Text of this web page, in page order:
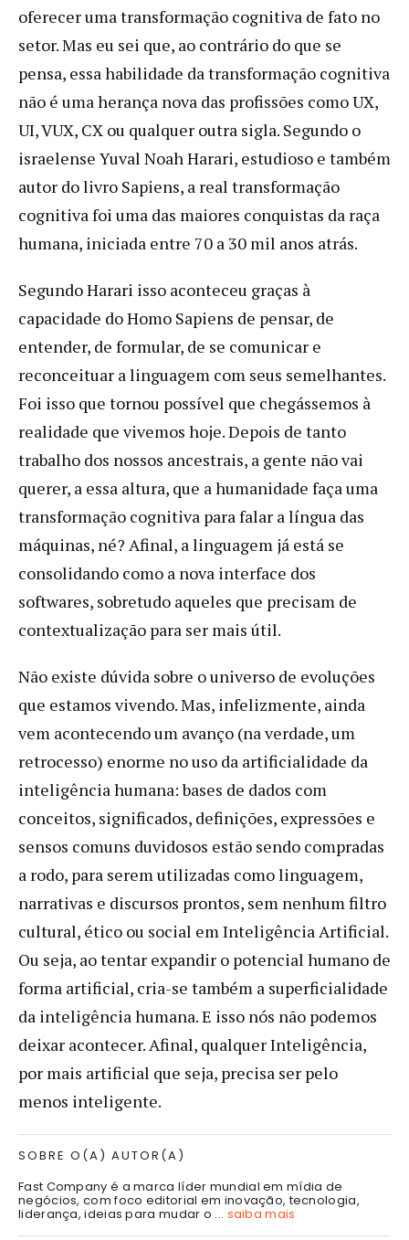
oferecer uma transformação cognitiva de fato no
setor. Mas eu sei que, ao contrário do que se
pensa, essa habilidade da transformação cognitiva
não é uma herança nova das profissões como UX,
UI, VUX, CX ou qualquer outra sigla. Segundo o
israelense Yuval Noah Harari, estudioso e também
autor do livro Sapiens, a real transformação
cognitiva foi uma das maiores conquistas da raça
humana, iniciada entre 70 a 30 mil anos atrás.
Segundo Harari isso aconteceu graças à
capacidade do Homo Sapiens de pensar, de
entender, de formular, de se comunicar e
reconceituar a linguagem com seus semelhantes.
Foi isso que tornou possível que chegássemos à
realidade que vivemos hoje. Depois de tanto
trabalho dos nossos ancestrais, a gente não vai
querer, a essa altura, que a humanidade faça uma
transformação cognitiva para falar a língua das
máquinas, né? Afinal, a linguagem já está se
consolidando como a nova interface dos
softwares, sobretudo aqueles que precisam de
contextualização para ser mais útil.
Não existe dúvida sobre o universo de evoluções
que estamos vivendo. Mas, infelizmente, ainda
vem acontecendo um avanço (na verdade, um
retrocesso) enorme no uso da artificialidade da
inteligência humana: bases de dados com
conceitos, significados, definições, expressões e
sensos comuns duvidosos estão sendo compradas
a rodo, para serem utilizadas como linguagem,
narrativas e discursos prontos, sem nenhum filtro
cultural, ético ou social em Inteligência Artificial.
Ou seja, ao tentar expandir o potencial humano de
forma artificial, cria-se também a superficialidade
da inteligência humana. E isso nós não podemos
deixar acontecer. Afinal, qualquer Inteligência,
por mais artificial que seja, precisa ser pelo
menos inteligente.
SOBRE O(A) AUTOR(A)
Fast Company é a marca líder mundial em mídia de
negócios, com foco editorial em inovação, tecnologia,
liderança, ideias para mudar o ... saiba mais